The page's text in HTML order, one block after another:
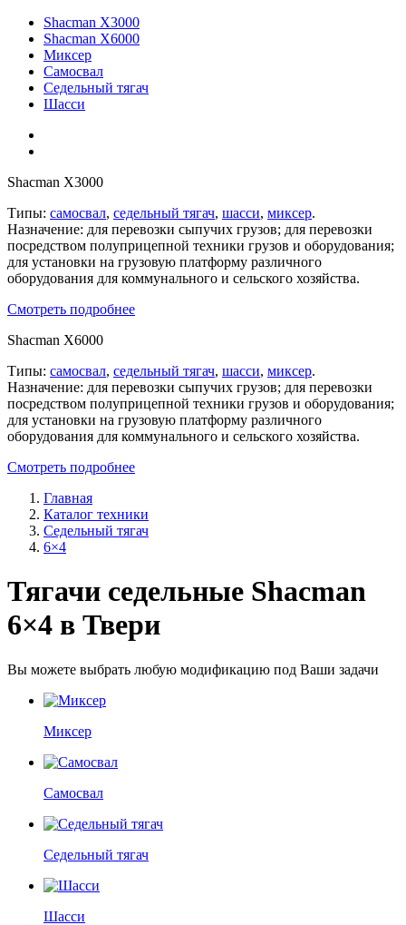
Shacman X3000
Shacman X6000
Миксер
Самосвал
Седельный тягач
Шасси
Shacman X3000
Типы: самосвал, седельный тягач, шасси, миксер.
Назначение: для перевозки сыпучих грузов; для перевозки
посредством полуприцепной техники грузов и оборудования;
для установки на грузовую платформу различного
оборудования для коммунального и сельского хозяйства.
Смотреть подробнее
Shacman X6000
Типы: самосвал, седельный тягач, шасси, миксер.
Назначение: для перевозки сыпучих грузов; для перевозки
посредством полуприцепной техники грузов и оборудования;
для установки на грузовую платформу различного
оборудования для коммунального и сельского хозяйства.
Смотреть подробнее
Главная
Каталог техники
Седельный тягач
6×4
Тягачи седельные Shacman
6×4 в Твери
Вы можете выбрать любую модификацию под Ваши задачи
Миксер
Самосвал
Седельный тягач
Шасси